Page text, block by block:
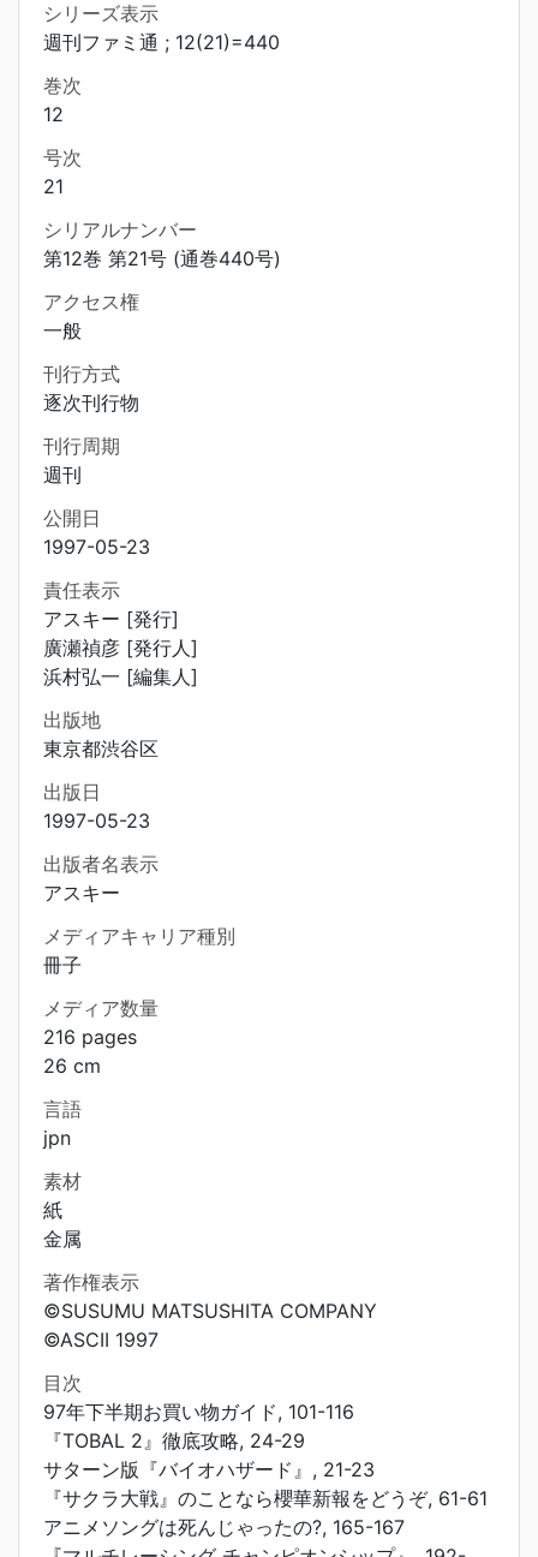
シリーズ表示
週刊ファミ通 ; 12(21)=440
巻次
12
号次
21
シリアルナンバー
第12巻 第21号 (通巻440号)
アクセス権
一般
刊行方式
逐次刊行物
刊行周期
週刊
公開日
1997-05-23
責任表示
アスキー [発行]
廣瀬禎彦 [発行人]
浜村弘一 [編集人]
出版地
東京都渋谷区
出版日
1997-05-23
出版者名表示
アスキー
メディアキャリア種別
冊子
メディア数量
216 pages
26 cm
言語
jpn
素材
紙
金属
著作権表示
©SUSUMU MATSUSHITA COMPANY
©ASCII 1997
目次
97年下半期お買い物ガイド, 101-116
『TOBAL 2』徹底攻略, 24-29
サターン版『バイオハザード』, 21-23
『サクラ大戦』のことなら櫻華新報をどうぞ, 61-61
アニメソングは死んじゃったの?, 165-167